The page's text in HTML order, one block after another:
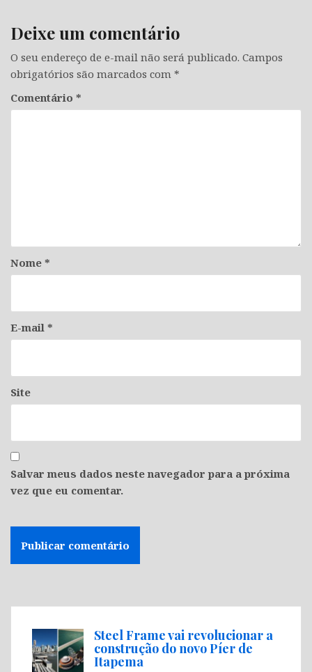
Deixe um comentário
O seu endereço de e-mail não será publicado. Campos
obrigatórios são marcados com *
Comentário *
Nome *
E-mail *
Site
Salvar meus dados neste navegador para a próxima
vez que eu comentar.
Steel Frame vai revolucionar a
construção do novo Píer de
Itapema